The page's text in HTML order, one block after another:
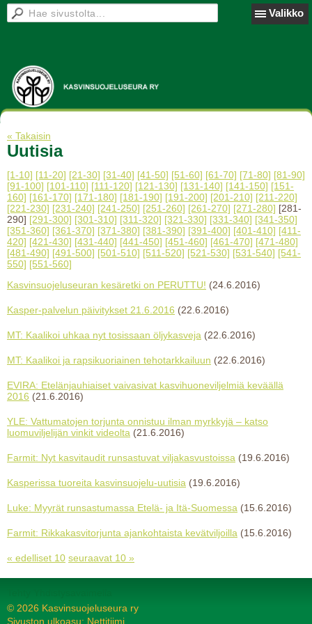
Valikko
« Takaisin
Uutisia
[1-10] [11-20] [21-30] [31-40] [41-50] [51-60] [61-70] [71-80] [81-90]
[91-100] [101-110] [111-120] [121-130] [131-140] [141-150] [151-
160] [161-170] [171-180] [181-190] [191-200] [201-210] [211-220]
[221-230] [231-240] [241-250] [251-260] [261-270] [271-280] [281-
290] [291-300] [301-310] [311-320] [321-330] [331-340] [341-350]
[351-360] [361-370] [371-380] [381-390] [391-400] [401-410] [411-
420] [421-430] [431-440] [441-450] [451-460] [461-470] [471-480]
[481-490] [491-500] [501-510] [511-520] [521-530] [531-540] [541-
550] [551-560]
Kasvinsuojeluseuran kesäretki on PERUTTU! (24.6.2016)
Kasper-palvelun päivitykset 21.6.2016 (22.6.2016)
MT: Kaalikoi uhkaa nyt tosissaan öljykasveja (22.6.2016)
MT: Kaalikoi ja rapsikuoriainen tehotarkkailuun (22.6.2016)
EVIRA: Etelänjauhiaiset vaivasivat kasvihuoneviljelmiä keväällä
2016 (21.6.2016)
YLE: Vattumatojen torjunta onnistuu ilman myrkkyjä – katso
luomuviljelijän vinkit videolta (21.6.2016)
Farmit: Nyt kasvitaudit runsastuvat viljakasvustoissa (19.6.2016)
Kasperissa tuoreita kasvinsuojelu-uutisia (19.6.2016)
Luke: Myyrät runsastumassa Etelä- ja Itä-Suomessa (15.6.2016)
Farmit: Rikkakasvitorjunta ajankohtaista kevätviljoilla (15.6.2016)
« edelliset 10 seuraavat 10 »
© 2026 Kasvinsuojeluseura ry
Sivuston ulkoasu: Nettitiimi